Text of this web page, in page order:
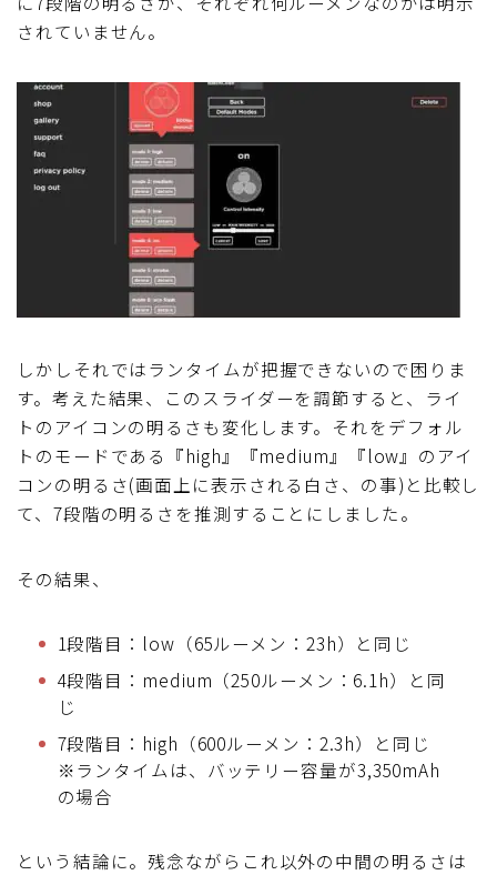
されていません。
しかしそれではランタイムが把握できないので困りま
す。考えた結果、このスライダーを調節すると、ライ
トのアイコンの明るさも変化します。それをデフォル
トのモードである『high』『medium』『low』のアイ
コンの明るさ(画面上に表示される白さ、の事)と比較し
て、7段階の明るさを推測することにしました。
その結果、
1段階目：low（65ルーメン：23h）と同じ
4段階目：medium（250ルーメン：6.1h）と同
じ
7段階目：high（600ルーメン：2.3h）と同じ
※ランタイムは、バッテリー容量が3,350mAh
の場合
という結論に。残念ながらこれ以外の中間の明るさは